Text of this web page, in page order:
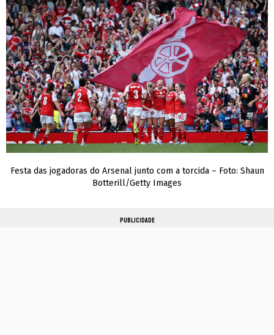
Festa das jogadoras do Arsenal junto com a torcida – Foto: Shaun
Botterill/Getty Images
PUBLICIDADE